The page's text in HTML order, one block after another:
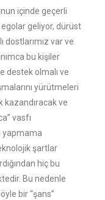
içinde geçerli
geliyor, dürüst
dostlarımız var ve
bu kişiler
destek olmalı ve
yürütmeleri
kazandıracak ve
vasfı
yapmama
şartlar
hiç bu
Bu nedenle
bir “şans”